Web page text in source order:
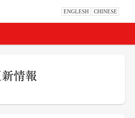
ENGLESH CHINESE